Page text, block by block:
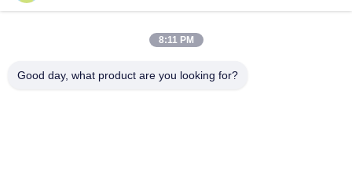
เครื่องเลเซอร์กำจัด
8:11 PM
Good day, what product are you looking for?